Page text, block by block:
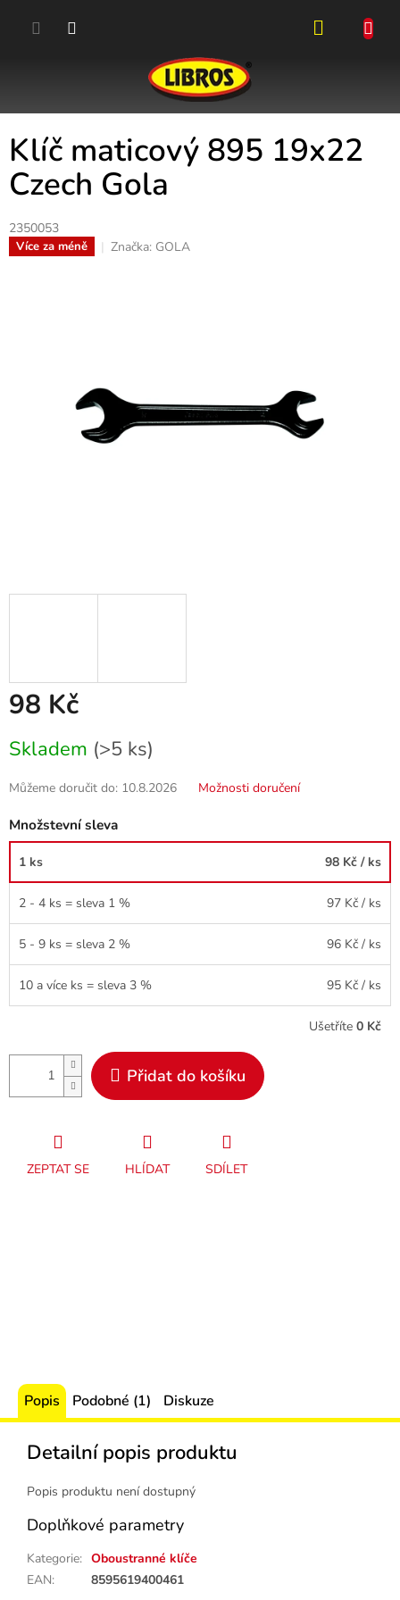
Klíč maticový 895 19x22
Czech Gola
2350053
Více za méně Značka: GOLA
98 Kč
cena:
Skladem (>5 ks)
Můžeme doručit do: 10.8.2026 Možnosti doručení
Množstevní sleva
1 ks 98 Kč / ks
2 - 4 ks = sleva 1 % 97 Kč / ks
5 - 9 ks = sleva 2 % 96 Kč / ks
10 a více ks = sleva 3 % 95 Kč / ks
Ušetříte 0 Kč
Přidat do košíku
ZEPTAT SE HLÍDAT SDÍLET
Popis Podobné (1) Diskuze
Detailní popis produktu
Popis produktu není dostupný
Doplňkové parametry
Kategorie: Oboustranné klíče
EAN: 8595619400461